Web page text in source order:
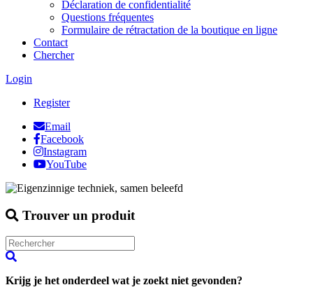
Déclaration de confidentialité
Questions fréquentes
Formulaire de rétractation de la boutique en ligne
Contact
Chercher
Login
Register
Email
Facebook
Instagram
YouTube
Trouver un produit
Krijg je het onderdeel wat je zoekt niet gevonden?